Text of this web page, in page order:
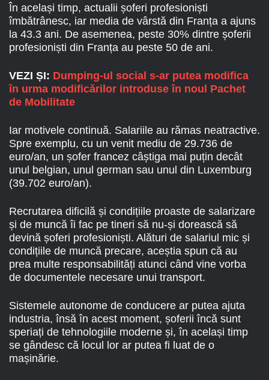
În același timp, actualii șoferi profesioniști
îmbătrânesc, iar media de vârstă din Franța a ajuns
la 43.3 ani. De asemenea, peste 30% dintre șoferii
profesioniști din Franța au peste 50 de ani.
VEZI ȘI: Dumping-ul social s-ar putea modifica
în urma modificărilor introduse în noul Pachet
de Mobilitate
Iar motivele continuă. Salariile au rămas neatractive.
Spre exemplu, cu un venit mediu de 29.736 de
euro/an, un șofer francez câștiga mai puțin decât
unul belgian, unul german sau unul din Luxemburg
(39.702 euro/an).
Recrutarea dificilă și condițiile proaste de salarizare
și de muncă îi fac pe tineri să nu-și dorească să
devină șoferi profesioniști. Alături de salariul mic și
condițiile de muncă precare, aceștia spun că au
prea multe responsabilități atunci când vine vorba
de documentele necesare unui transport.
Sistemele autonome de conducere ar putea ajuta
industria, însă în acest moment, șoferii încă sunt
speriați de tehnologiile moderne și, în același timp
se gândesc că locul lor ar putea fi luat de o
mașinărie.